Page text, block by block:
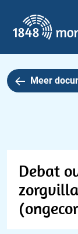
Hoofdmenu
Meer
Debat